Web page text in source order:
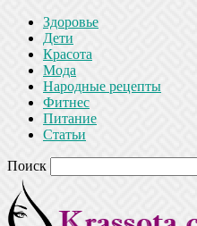
Здоровье
Дети
Красота
Мода
Народные рецепты
Фитнес
Питание
Статьи
Поиск